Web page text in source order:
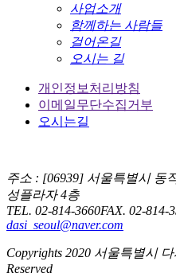
사업소개
함께하는 사람들
걸어온길
오시는 길
개인정보처리방침
이메일무단수집거부
오시는길
주소 : [06939] 서울특별시 동
성플라자 4층
TEL. 02-814-3660FAX. 02-814-
dasi_seoul@naver.com
Copyrights 2020 서울특별시
Reserved